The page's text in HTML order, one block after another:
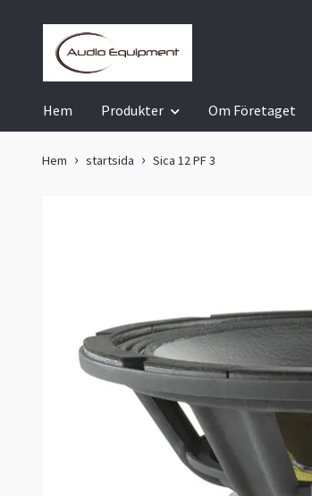
Hem Produkter Om Företaget
Hem startsida Sica 12 PF 3